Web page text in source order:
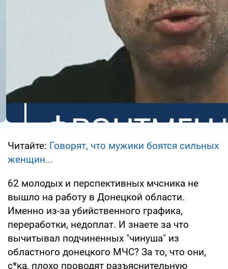
Читайте: Говорят, что мужики боятся сильных
женщин...
62 молодых и перспективных мчсника не
вышло на работу в Донецкой области.
Именно из-за убийственного графика,
переработки, недоплат. И знаете за что
вычитывал подчиненных "чинуша" из
областного донецкого МЧС? За то, что они,
с*ка, плохо проводят разъяснительную